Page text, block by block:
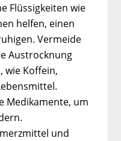
Flüssigkeiten wie
helfen, einen
Vermeide
Austrocknung
wie Koffein,
Medikamente, um
und